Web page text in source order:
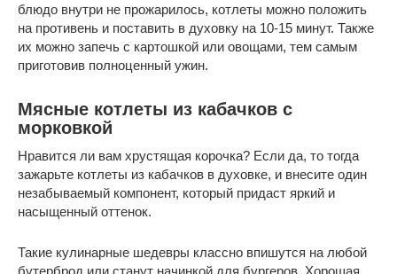
блюдо внутри не прожарилось, котлеты можно положить
на противень и поставить в духовку на 10-15 минут. Также
их можно запечь с картошкой или овощами, тем самым
приготовив полноценный ужин.
Мясные котлеты из кабачков с
морковкой
Нравится ли вам хрустящая корочка? Если да, то тогда
зажарьте котлеты из кабачков в духовке, и внесите один
незабываемый компонент, который придаст яркий и
насыщенный оттенок.
Такие кулинарные шедевры классно впишутся на любой
бутерброд или станут начинкой для бургеров. Хорошая